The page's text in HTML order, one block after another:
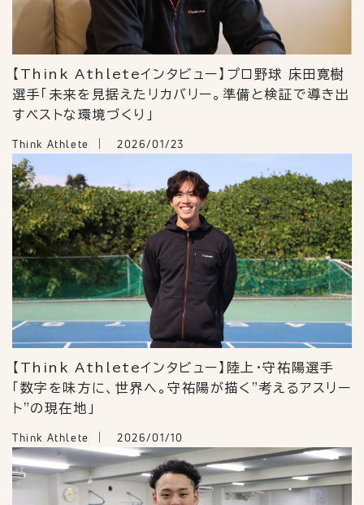
【Think Athleteインタビュー】プロ野球 床田寛樹
選手「未来を見据えたリカバリー。準備と検証で導き出
すベストな環境づくり」
Think Athlete 2026/01/23
【Think Athleteインタビュー】陸上・守祐陽選手
「数字を味方に、世界へ。守祐陽が描く"考えるアスリー
ト"の現在地」
Think Athlete 2026/01/10